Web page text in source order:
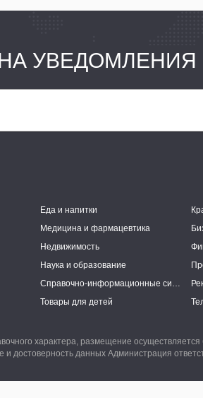
УВЕДОМЛЕНИЯ
Еда и напитки
Медицина и фармацевтика
Недвижимость
Наука и образование
Справочно-информационные системы
Товары для детей
характера, размещение
и достоверность данных Администрация